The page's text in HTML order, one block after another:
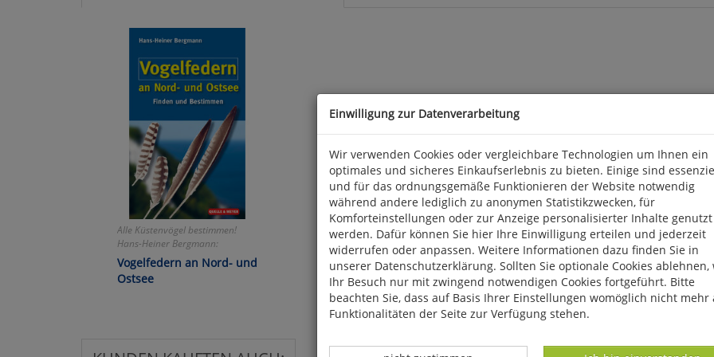
Alle Küstenvögel bestimmen!
Hans-Heiner Bergmann:
Vogelfedern an Nord- und
Ostsee
Einwilligung zur Datenverarbeitung
Wir verwenden Cookies oder vergleichbare Technologien um Ihnen ein
optimales und sicheres Einkaufserlebnis zu bieten. Einige sind
und für das ordnungsgemäße Funktionieren der Website notwendig
während andere lediglich zu anonymen Statistikzwecken, für
Komforteinstellungen oder zur Anzeige personalisierter Inhalte genutzt
werden. Dafür können Sie hier Ihre Einwilligung erteilen und jederzeit
widerrufen oder anpassen. Weitere Informationen dazu finden Sie in
unserer Datenschutzerklärung. Sollten Sie optionale Cookies ablehnen,
Ihr Besuch nur mit zwingend notwendigen Cookies fortgeführt. Bitte
beachten Sie, dass auf Basis Ihrer Einstellungen womöglich nicht mehr
Funktionalitäten der Seite zur Verfügung stehen.